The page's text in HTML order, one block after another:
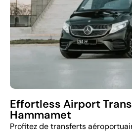
Effortless Airport
Hammamet
Profitez de transferts